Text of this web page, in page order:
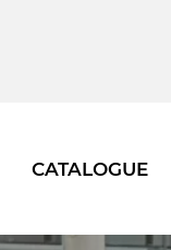
CATALOGUE